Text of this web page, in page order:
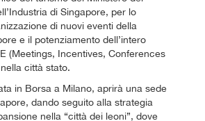
di Singapore, per lo
di nuovi eventi della
e il potenziamento dell’intero
(Meetings, Incentives, Conferences
città stato.
in Borsa a Milano, aprirà una sede
dando seguito alla strategia
nella “città dei leoni”, dove